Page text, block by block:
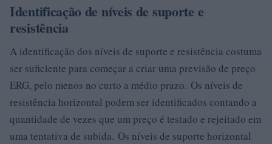
Identificação de níveis de suporte e
resistência
A identificação dos níveis de suporte e resistência costuma
ser suficiente para começar a criar uma previsão de preço
ERG, pelo menos no curto a médio prazo. Os níveis de
resistência horizontal podem ser identificados contando a
quantidade de vezes que um preço é testado e rejeitado em
uma tentativa de subida. Os níveis de suporte horizontal